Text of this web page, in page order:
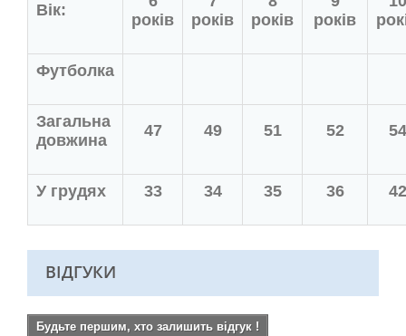
Вік:
років
років
років
років
Футболка
Загальна
довжина
47 49 51 52 54
У грудях 33 34 35 36 42
ВІДГУКИ
Будьте першим, хто залишить відгук !